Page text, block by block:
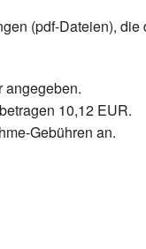
(pdf-Dateien),
angegeben.
10,12 EUR.
Gebühren an.